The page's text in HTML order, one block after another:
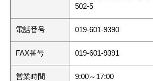
502-5
電話番号 019-601-9390
FAX番号 019-601-9391
営業時間 9:00～17:00